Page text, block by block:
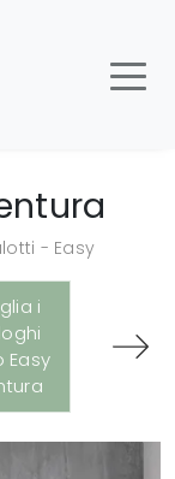
- Easy